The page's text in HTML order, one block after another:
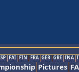
FAI FIN FRA GER GRE INA
Pictures